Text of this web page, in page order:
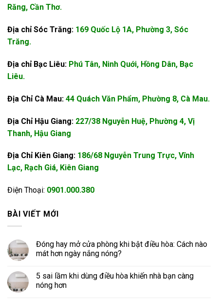
Răng, Cần Thơ.
Địa chỉ Sóc Trăng: 169 Quốc Lộ 1A, Phường 3, Sóc
Trăng.
Địa chỉ Bạc Liêu: Phú Tân, Ninh Quới, Hồng Dân, Bạc
Liêu.
Địa Chỉ Cà Mau: 44 Quách Văn Phẩm, Phường 8, Cà Mau.
Địa Chỉ Hậu Giang: 227/38 Nguyễn Huệ, Phường 4, Vị
Thanh, Hậu Giang
Địa Chỉ Kiên Giang: 186/68 Nguyễn Trung Trực, Vĩnh
Lạc, Rạch Giá, Kiên Giang
Điện Thoại: 0901.000.380
BÀI VIẾT MỚI
Đóng hay mở cửa phòng khi bật điều hòa: Cách nào
mát hơn ngày nắng nóng?
5 sai lầm khi dùng điều hòa khiến nhà bạn càng
nóng hơn